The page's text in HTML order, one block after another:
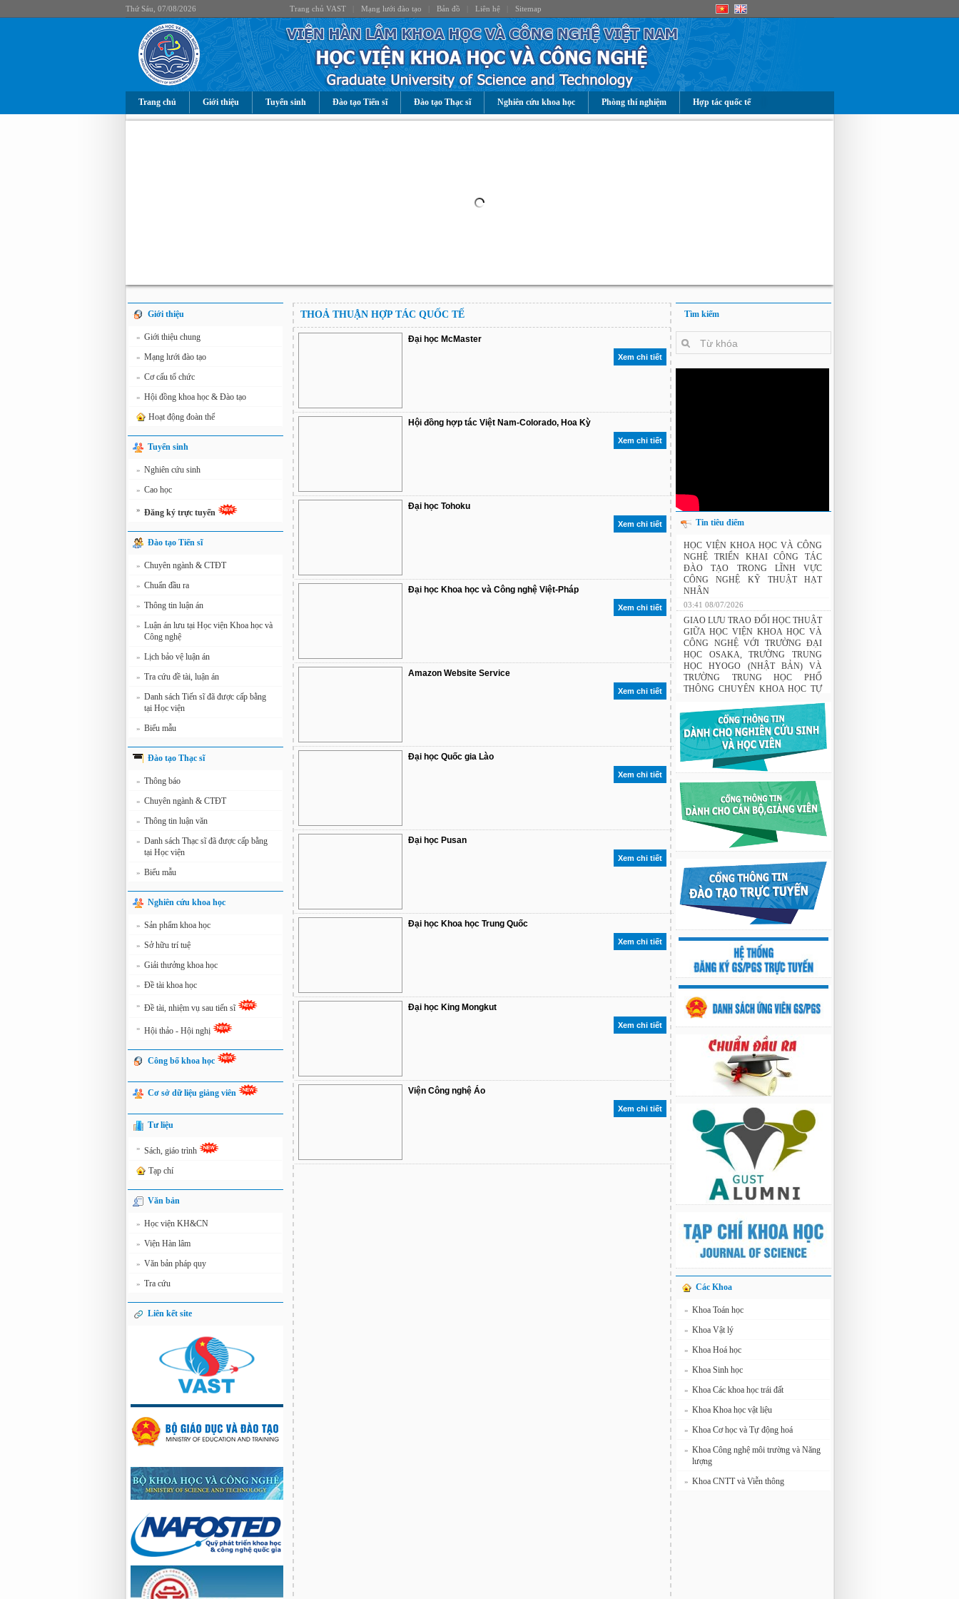
Thứ Sáu, 07/08/2026 Trang chủ VAST| Mạng lưới đào tạo Bản đồ Liên hệ| Sitemap
Trang chủ Giới thiệu Tuyển sinh Đào tạo Tiến sĩ Đào tạo Thạc sĩ Nghiên cứu khoa học Phòng thí nghiệm Hợp tác quốc tế
Giới thiệu
» Giới thiệu chung
» Mạng lưới đào tạo
» Cơ cấu tổ chức
» Hội đồng khoa học & Đào tạo
Hoạt động đoàn thể
Tuyển sinh
» Nghiên cứu sinh
» Cao học
» Đăng ký trực tuyến
Đào tạo Tiến sĩ
» Chuyên ngành & CTĐT
» Chuẩn đầu ra
» Thông tin luận án
» Luận án lưu tại Học viện Khoa học và
Công nghệ
» Lịch bảo vệ luận án
» Tra cứu đề tài, luận án
» Danh sách Tiến sĩ đã được cấp bằng
tại Học viện
» Biểu mẫu
Đào tạo Thạc sĩ
» Thông báo
» Chuyên ngành & CTĐT
» Thông tin luận văn
» Danh sách Thạc sĩ đã được cấp bằng
tại Học viện
» Biểu mẫu
Nghiên cứu khoa học
» Sản phẩm khoa học
» Sở hữu trí tuệ
» Giải thưởng khoa học
» Đề tài khoa học
» Đề tài, nhiệm vụ sau tiến sĩ
» Hội thảo - Hội nghị
Công bố khoa học
Cơ sở dữ liệu giảng viên
Tư liệu
» Sách, giáo trình
Tạp chí
Văn bản
» Học viện KH&CN
» Viện Hàn lâm
» Văn bản pháp quy
» Tra cứu
Liên kết site
THOẢ THUẬN HỢP TÁC QUỐC TẾ
Đại học McMaster
Xem chi tiết
Hội đồng hợp tác Việt Nam-Colorado, Hoa Kỳ
Xem chi tiết
Đại học Tohoku
Xem chi tiết
Đại học Khoa học và Công nghệ Việt-Pháp
Xem chi tiết
Amazon Website Service
Xem chi tiết
Đại học Quốc gia Lào
Xem chi tiết
Đại học Pusan
Xem chi tiết
Đại học Khoa học Trung Quốc
Xem chi tiết
Đại học King Mongkut
Xem chi tiết
Viện Công nghệ Áo
Xem chi tiết
Tìm kiếm
Tin tiêu điểm
HỌC VIỆN KHOA HỌC VÀ CÔNG
NGHỆ TRIỂN KHAI CÔNG TÁC
ĐÀO TẠO TRONG LĨNH VỰC
CÔNG NGHỆ KỸ THUẬT HẠT
NHÂN
03:41 08/07/2026
GIAO LƯU TRAO ĐỔI HỌC THUẬT
GIỮA HỌC VIỆN KHOA HỌC VÀ
CÔNG NGHỆ VỚI TRƯỜNG ĐẠI
HỌC OSAKA, TRƯỜNG TRUNG
HỌC HYOGO (NHẬT BẢN) VÀ
TRƯỜNG TRUNG HỌC PHỔ
THÔNG CHUYÊN KHOA HỌC TỰ
02:22 23/07/2026
THÔNG BÁO: Về việc đăng ký tham
gia lớp bồi dưỡng nghiệp vụ sư phạm
cho giảng viên.
03:12 29/07/2026
Nghiên cứu chế tạo hệ thống xác định
hướng vật thể độ chính xác cao dựa trên
từ kế và vật liệu biến hóa
9:33 sáng thứ hai, 03/08/2026
Nghiên cứu chế tạo hệ thống xác định
hướng vật thể độ chính xác cao dựa trên
9:33 sáng thứ hai, 03/08/2026
Các Khoa
» Khoa Toán học
» Khoa Vật lý
» Khoa Hoá học
» Khoa Sinh học
» Khoa Các khoa học trái đất
» Khoa Khoa học vật liệu
» Khoa Cơ học và Tự động hoá
» Khoa Công nghệ môi trường và Năng
lượng
» Khoa CNTT và Viễn thông